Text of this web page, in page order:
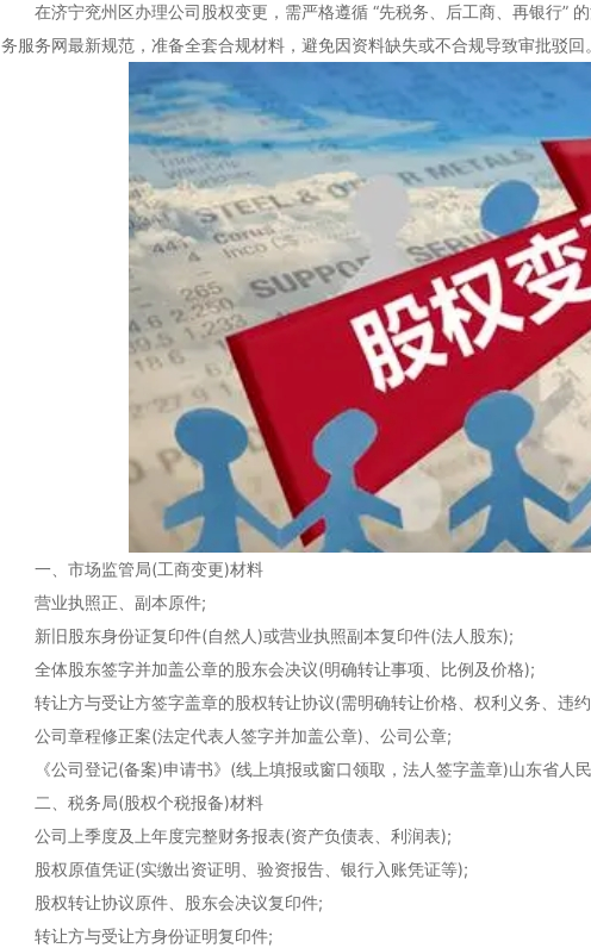
在济宁兖州区办理公司股权变更，需严格遵循 “先税务、后工商、再银行”
务服务网最新规范，准备全套合规材料，避免因资料缺失或不合规导致审批驳回。
一、市场监管局(工商变更)材料
营业执照正、副本原件;
新旧股东身份证复印件(自然人)或营业执照副本复印件(法人股东);
全体股东签字并加盖公章的股东会决议(明确转让事项、比例及价格);
转让方与受让方签字盖章的股权转让协议(需明确转让价格、权利义务、违
公司章程修正案(法定代表人签字并加盖公章)、公司公章;
《公司登记(备案)申请书》(线上填报或窗口领取，法人签字盖章)山东省人民
二、税务局(股权个税报备)材料
公司上季度及上年度完整财务报表(资产负债表、利润表);
股权原值凭证(实缴出资证明、验资报告、银行入账凭证等);
股权转让协议原件、股东会决议复印件;
转让方与受让方身份证明复印件;